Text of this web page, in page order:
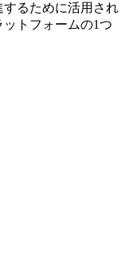
るために活用され
トフォームの1つ